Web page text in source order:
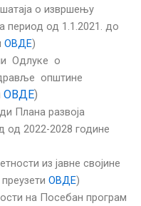
о извршењу
период од 1.1.2021. до
ОВДЕ)
Одлуке о
општине
ОВДЕ)
Плана развоја
од 2022-2028 године
из јавне својине
ОВДЕ)
на Посебан програм